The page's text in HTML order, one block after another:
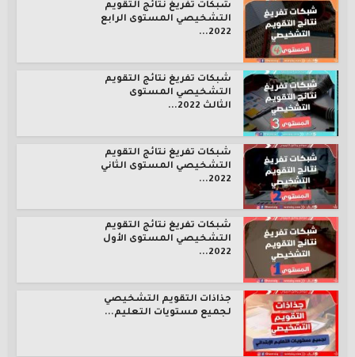
شبكات تفريغ نتائج التقويم
التشخيصي المستوى الرابع
2022...
شبكات تفريغ نتائج التقويم
التشخيصي المستوى
الثالث 2022...
شبكات تفريغ نتائج التقويم
التشخيصي المستوى الثاني
2022...
شبكات تفريغ نتائج التقويم
التشخيصي المستوى الأول
2022...
جذاذات التقويم التشخيصي
لجميع مستويات التعليم...